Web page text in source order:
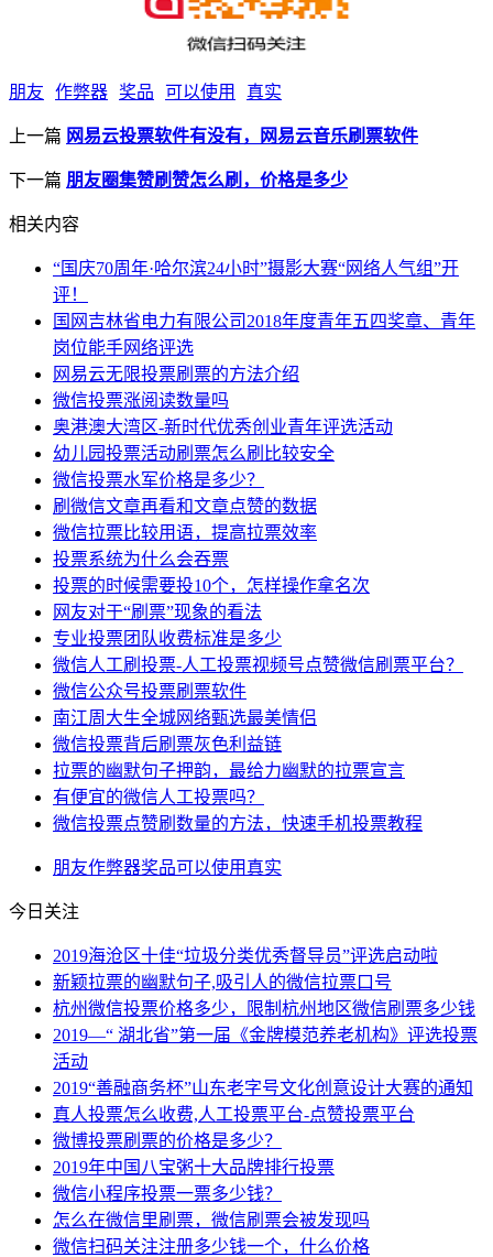
朋友 作弊器 奖品 可以使用 真实
上一篇 网易云投票软件有没有，网易云音乐刷票软件
下一篇 朋友圈集赞刷赞怎么刷，价格是多少
相关内容
“国庆70周年·哈尔滨24小时”摄影大赛“网络人气组”开
评！
国网吉林省电力有限公司2018年度青年五四奖章、青年
岗位能手网络评选
网易云无限投票刷票的方法介绍
微信投票涨阅读数量吗
奥港澳大湾区-新时代优秀创业青年评选活动
幼儿园投票活动刷票怎么刷比较安全
微信投票水军价格是多少？
刷微信文章再看和文章点赞的数据
微信拉票比较用语，提高拉票效率
投票系统为什么会吞票
投票的时候需要投10个，怎样操作拿名次
网友对于“刷票”现象的看法
专业投票团队收费标准是多少
微信人工刷投票-人工投票视频号点赞微信刷票平台？
微信公众号投票刷票软件
南江周大生全城网络甄选最美情侣
微信投票背后刷票灰色利益链
拉票的幽默句子押韵，最给力幽默的拉票宣言
​有便宜的微信人工投票吗？
微信投票点赞刷数量的方法，快速手机投票教程
朋友作弊器奖品可以使用 真实
今日关注
2019海沧区十佳“垃圾分类优秀督导员”评选启动啦
新颖拉票的幽默句子,吸引人的微信拉票口号
杭州微信投票价格多少，限制杭州地区微信刷票多少钱
2019—“ 湖北省”第一届《金牌模范养老机构》评选投票
活动
2019“善融商务杯”山东老字号文化创意设计大赛的通知
真人投票怎么收费,人工投票平台-点赞投票平台
微博投票刷票的价格是多少？
2019年中国八宝粥十大品牌排行投票
微信小程序投票一票多少钱？
怎么在微信里刷票，微信刷票会被发现吗
微信扫码关注注册多少钱一个，什么价格